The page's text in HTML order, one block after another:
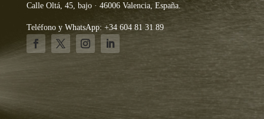
Calle Oltá, 45, bajo · 46006 Valencia, España.
Teléfono y WhatsApp: +34 604 81 31 89